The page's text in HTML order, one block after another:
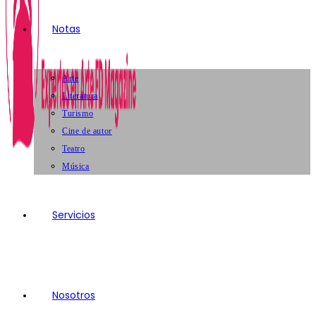
Notas
Arte
Literatura
Turismo
Cine de autor
Teatro
Música
Servicios
Nosotros